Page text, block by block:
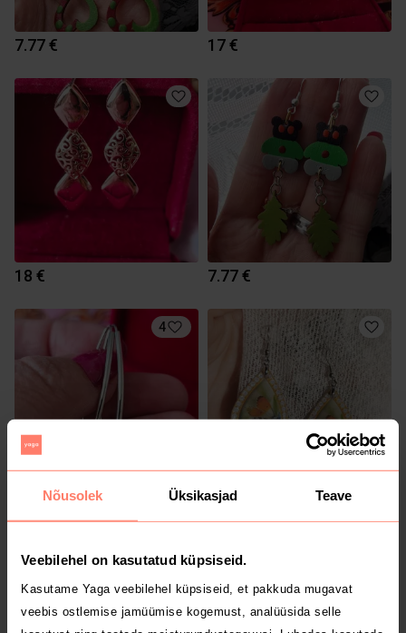
Nõusolek Üksikasjad Teave
Veebilehel on kasutatud küpsiseid.
Kasutame Yaga veebilehel küpsiseid, et pakkuda mugavat
veebis ostlemise jamüümise kogemust, analüüsida selle
7.77 € 17 €
18 € 7.77 €
4
13 € 13 €